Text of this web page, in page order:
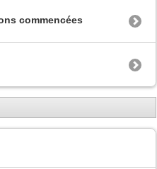
commencées